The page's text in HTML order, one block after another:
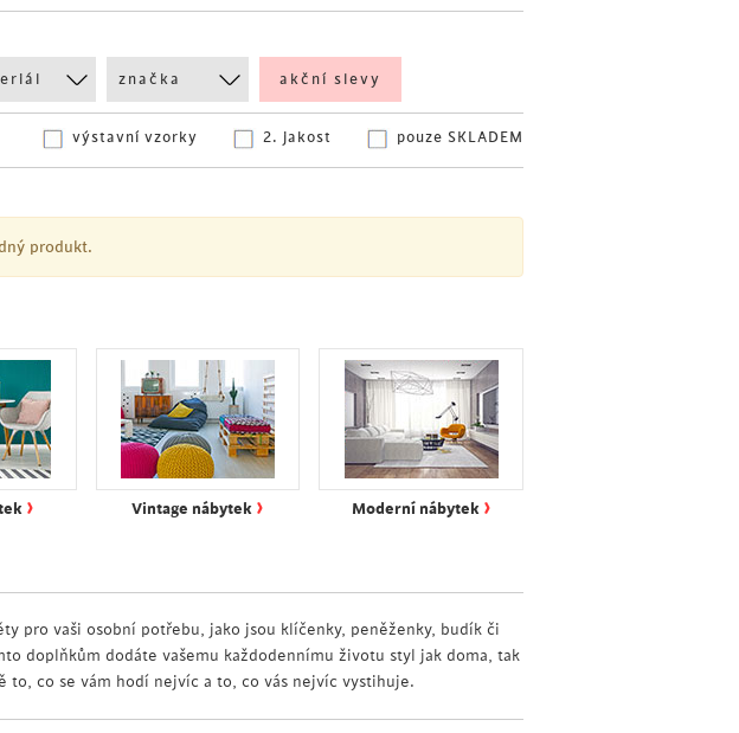
značka akční slevy
pouze SKLADEM
2. jakost
výstavní vzorky
produkt.
› Vintage nábytek › Moderní nábytek ›
pro vaši osobní potřebu, jako jsou klíčenky, peněženky, budík či
doplňkům dodáte vašemu každodennímu životu styl jak doma, tak
to, co se vám hodí nejvíc a to, co vás nejvíc vystihuje.